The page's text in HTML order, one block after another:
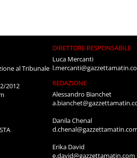
al Tribunale
2012
DIRETTORE RESPONSABILE
Luca Mercanti
REDAZIONE
Alessandro Bianchet
Danila Chenal
Erika David
e.david@gazzettamatin.com